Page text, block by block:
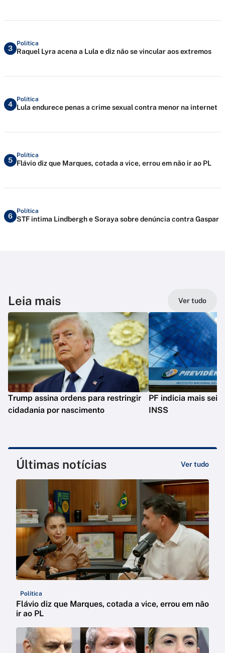
3
Política
Raquel Lyra acena a Lula e diz não se vincular aos extremos
4
Política
Lula endurece penas a crime sexual contra menor na internet
5
Política
Flávio diz que Marques, cotada a vice, errou em não ir ao PL
6
Política
STF intima Lindbergh e Soraya sobre denúncia contra Gaspar
Leia mais Ver tudo
Trump assina ordens para restringir
cidadania por nascimento
PF indicia mais seis
INSS
Últimas notícias Ver tudo
Política
Flávio diz que Marques, cotada a vice, errou em não
ir ao PL